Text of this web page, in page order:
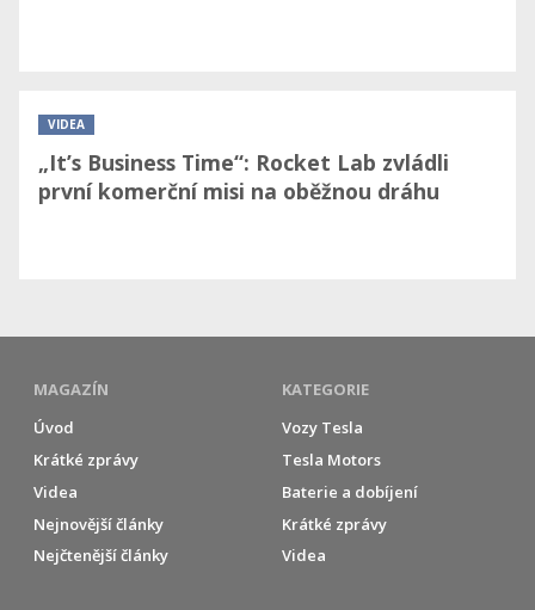
„It’s Business Time“: Rocket Lab zvládli
první komerční misi na oběžnou dráhu
VIDEA
MAGAZÍN
Úvod
Krátké zprávy
Videa
Nejnovější články
Nejčtenější články
KATEGORIE
Vozy Tesla
Tesla Motors
Baterie a dobíjení
Krátké zprávy
Videa